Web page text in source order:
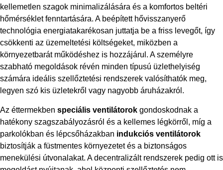
kellemetlen szagok minimalizálására és a komfortos beltéri
hőmérséklet fenntartására. A beépített hővisszanyerő
technológia energiatakarékosan juttatja be a friss levegőt, így
csökkenti az üzemeltetési költségeket, miközben a
környezetbarát működéshez is hozzájárul. A személyre
szabható megoldások révén minden típusú üzlethelyiség
számára ideális szellőztetési rendszerek valósíthatók meg,
legyen szó kis üzletekről vagy nagyobb áruházakról.
Az éttermekben speciális ventilátorok gondoskodnak a
hatékony szagszabályozásról és a kellemes légkörről, míg a
parkolókban és lépcsőházakban indukciós ventilátorok
biztosítják a füstmentes környezetet és a biztonságos
menekülési útvonalakat. A decentralizált rendszerek pedig ott is